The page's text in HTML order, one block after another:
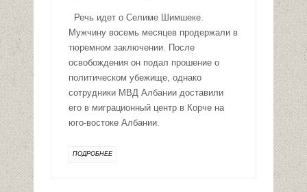
Речь идет о Селиме Шимшеке.
Мужчину восемь месяцев продержали в
тюремном заключении. После
освобождения он подал прошение о
политическом убежище, однако
сотрудники МВД Албании доставили
его в миграционный центр в Корче на
юго-востоке Албании.
ПОДРОБНЕЕ